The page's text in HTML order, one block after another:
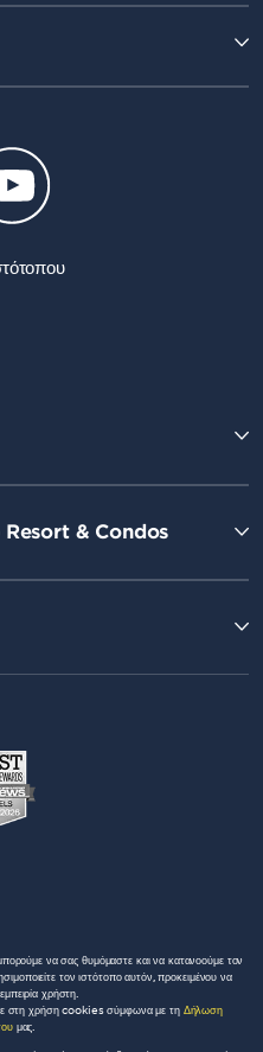
Resort & Condos
να σας θυμόμαστε και να κατανοούμε τον
τον ιστότοπο αυτόν, προκειμένου να
χρήστη.
στη χρήση cookies σύμφωνα με τη Δήλωση
μας.